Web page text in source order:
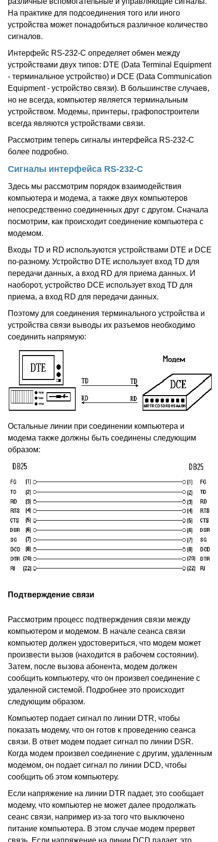
На практике для подсоединения того или иного
устройства может понадобиться различное количество
сигналов.
Интерфейс RS-232-C определяет обмен между
устройствами двух типов: DTE (Data Terminal Equipment
- терминальное устройство) и DCE (Data Communication
Equipment - устройство связи). В большинстве случаев,
но не всегда, компьютер является терминальным
устройством. Модемы, принтеры, графопостроители
всегда являются устройствами связи.
Рассмотрим теперь сигналы интерфейса RS-232-C
более подробно.
Сигналы интерфейса RS-232-C
Здесь мы рассмотрим порядок взаимодействия
компьютера и модема, а также двух компьютеров
непосредственно соединенных друг с другом. Сначала
посмотрим, как происходит соединение компьютера с
модемом.
Входы TD и RD используются устройствами DTE и DCE
по-разному. Устройство DTE использует вход TD для
передачи данных, а вход RD для приема данных. И
наоборот, устройство DCE использует вход TD для
приема, а вход RD для передачи данных.
Поэтому для соединения терминального устройства и
устройства связи выводы их разъемов необходимо
соединить напрямую:
Остальные линии при соединении компьютера и
модема также должны быть соединены следующим
образом:
Подтверждение связи
Рассмотрим процесс подтверждения связи между
компьютером и модемом. В начале сеанса связи
компьютер должен удостовериться, что модем может
произвести вызов (находится в рабочем состоянии).
Затем, после вызова абонента, модем должен
сообщить компьютеру, что он произвел соединение с
удаленной системой. Подробнее это происходит
следующим образом.
Компьютер подает сигнал по линии DTR, чтобы
показать модему, что он готов к проведению сеанса
связи. В ответ модем подает сигнал по линии DSR.
Когда модем произвел соединение с другим, удаленным
модемом, он подает сигнал по линии DCD, чтобы
сообщить об этом компьютеру.
Если напряжение на линии DTR падает, это сообщает
модему, что компьютер не может далее продолжать
сеанс связи, например из-за того что выключено
питание компьютера. В этом случае модем прервет
связь. Если напряжение на линии DCD падает, это